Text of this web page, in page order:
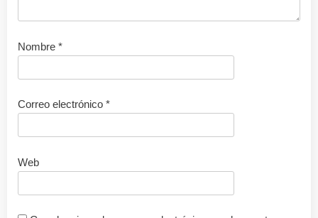
Nombre *
Correo electrónico *
Web